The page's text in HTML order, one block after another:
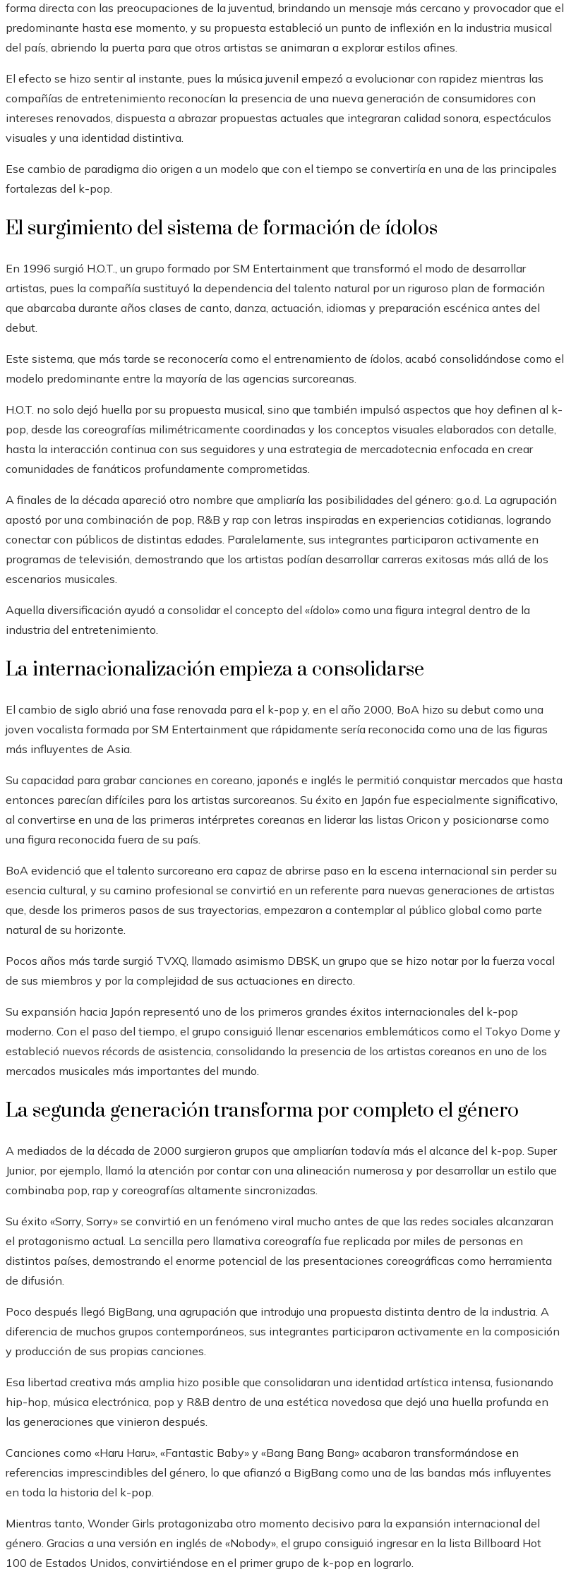
forma directa con las preocupaciones de la juventud, brindando un mensaje más cercano y provocador que el
predominante hasta ese momento, y su propuesta estableció un punto de inflexión en la industria musical
del país, abriendo la puerta para que otros artistas se animaran a explorar estilos afines.
El efecto se hizo sentir al instante, pues la música juvenil empezó a evolucionar con rapidez mientras las
compañías de entretenimiento reconocían la presencia de una nueva generación de consumidores con
intereses renovados, dispuesta a abrazar propuestas actuales que integraran calidad sonora, espectáculos
visuales y una identidad distintiva.
Ese cambio de paradigma dio origen a un modelo que con el tiempo se convertiría en una de las principales
fortalezas del k-pop.
El surgimiento del sistema de formación de ídolos
En 1996 surgió H.O.T., un grupo formado por SM Entertainment que transformó el modo de desarrollar
artistas, pues la compañía sustituyó la dependencia del talento natural por un riguroso plan de formación
que abarcaba durante años clases de canto, danza, actuación, idiomas y preparación escénica antes del
debut.
Este sistema, que más tarde se reconocería como el entrenamiento de ídolos, acabó consolidándose como el
modelo predominante entre la mayoría de las agencias surcoreanas.
H.O.T. no solo dejó huella por su propuesta musical, sino que también impulsó aspectos que hoy definen al k-
pop, desde las coreografías milimétricamente coordinadas y los conceptos visuales elaborados con detalle,
hasta la interacción continua con sus seguidores y una estrategia de mercadotecnia enfocada en crear
comunidades de fanáticos profundamente comprometidas.
A finales de la década apareció otro nombre que ampliaría las posibilidades del género: g.o.d. La agrupación
apostó por una combinación de pop, R&B y rap con letras inspiradas en experiencias cotidianas, logrando
conectar con públicos de distintas edades. Paralelamente, sus integrantes participaron activamente en
programas de televisión, demostrando que los artistas podían desarrollar carreras exitosas más allá de los
escenarios musicales.
Aquella diversificación ayudó a consolidar el concepto del «ídolo» como una figura integral dentro de la
industria del entretenimiento.
La internacionalización empieza a consolidarse
El cambio de siglo abrió una fase renovada para el k-pop y, en el año 2000, BoA hizo su debut como una
joven vocalista formada por SM Entertainment que rápidamente sería reconocida como una de las figuras
más influyentes de Asia.
Su capacidad para grabar canciones en coreano, japonés e inglés le permitió conquistar mercados que hasta
entonces parecían difíciles para los artistas surcoreanos. Su éxito en Japón fue especialmente significativo,
al convertirse en una de las primeras intérpretes coreanas en liderar las listas Oricon y posicionarse como
una figura reconocida fuera de su país.
BoA evidenció que el talento surcoreano era capaz de abrirse paso en la escena internacional sin perder su
esencia cultural, y su camino profesional se convirtió en un referente para nuevas generaciones de artistas
que, desde los primeros pasos de sus trayectorias, empezaron a contemplar al público global como parte
natural de su horizonte.
Pocos años más tarde surgió TVXQ, llamado asimismo DBSK, un grupo que se hizo notar por la fuerza vocal
de sus miembros y por la complejidad de sus actuaciones en directo.
Su expansión hacia Japón representó uno de los primeros grandes éxitos internacionales del k-pop
moderno. Con el paso del tiempo, el grupo consiguió llenar escenarios emblemáticos como el Tokyo Dome y
estableció nuevos récords de asistencia, consolidando la presencia de los artistas coreanos en uno de los
mercados musicales más importantes del mundo.
La segunda generación transforma por completo el género
A mediados de la década de 2000 surgieron grupos que ampliarían todavía más el alcance del k-pop. Super
Junior, por ejemplo, llamó la atención por contar con una alineación numerosa y por desarrollar un estilo que
combinaba pop, rap y coreografías altamente sincronizadas.
Su éxito «Sorry, Sorry» se convirtió en un fenómeno viral mucho antes de que las redes sociales alcanzaran
el protagonismo actual. La sencilla pero llamativa coreografía fue replicada por miles de personas en
distintos países, demostrando el enorme potencial de las presentaciones coreográficas como herramienta
de difusión.
Poco después llegó BigBang, una agrupación que introdujo una propuesta distinta dentro de la industria. A
diferencia de muchos grupos contemporáneos, sus integrantes participaron activamente en la composición
y producción de sus propias canciones.
Esa libertad creativa más amplia hizo posible que consolidaran una identidad artística intensa, fusionando
hip-hop, música electrónica, pop y R&B dentro de una estética novedosa que dejó una huella profunda en
las generaciones que vinieron después.
Canciones como «Haru Haru», «Fantastic Baby» y «Bang Bang Bang» acabaron transformándose en
referencias imprescindibles del género, lo que afianzó a BigBang como una de las bandas más influyentes
en toda la historia del k-pop.
Mientras tanto, Wonder Girls protagonizaba otro momento decisivo para la expansión internacional del
género. Gracias a una versión en inglés de «Nobody», el grupo consiguió ingresar en la lista Billboard Hot
100 de Estados Unidos, convirtiéndose en el primer grupo de k-pop en lograrlo.